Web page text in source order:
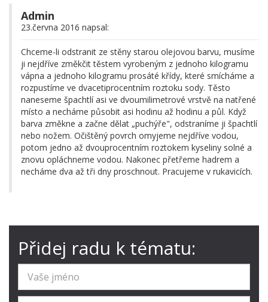
Admin
23.června 2016 napsal:
Chceme-li odstranit ze stěny starou olejovou barvu, musíme
ji nejdříve změkčit těstem vyrobeným z jednoho kilogramu
vápna a jednoho kilogramu prosáté křídy, které smícháme a
rozpustíme ve dvacetiprocentním roztoku sody. Těsto
naneseme špachtlí asi ve dvoumilimetrové vrstvě na natřené
místo a necháme působit asi hodinu až hodinu a půl. Když
barva změkne a začne dělat „puchýře", odstraníme ji špachtlí
nebo nožem. Očištěný povrch omyjeme nejdříve vodou,
potom jedno až dvouprocentním roztokem kyseliny solné a
znovu opláchneme vodou. Nakonec přetřeme hadrem a
necháme dva až tři dny proschnout. Pracujeme v rukavicích.
Přidej radu k tématu: